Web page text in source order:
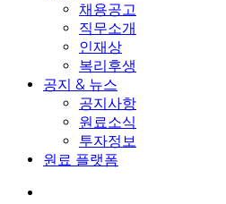
채용공고
직무소개
인재상
복리후생
공지 & 뉴스
공지사항
원료소식
투자정보
원료 플랫폼